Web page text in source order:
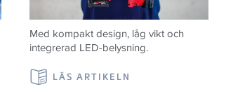
Med kompakt design, låg vikt och
integrerad LED-belysning.
LÄS ARTIKELN